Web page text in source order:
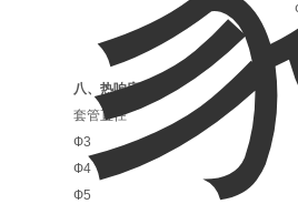
八、热响应时间
套管直径
Ф3
Ф4
Ф5